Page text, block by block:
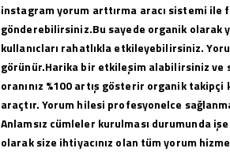
instagram yorum arttırma aracı sistemi ile
gönderebilirsiniz.Bu sayede organik olarak
kullanıcları rahatlıkla etkileyebilirsiniz.
görünür.Harika bir etkileşim alabilirsiniz ve
oranınız %100 artış gösterir organik
araçtır. Yorum hilesi profesyonelce
Anlamsız cümleler kurulması durumunda
olarak size ihtiyacınız olan tüm yorum